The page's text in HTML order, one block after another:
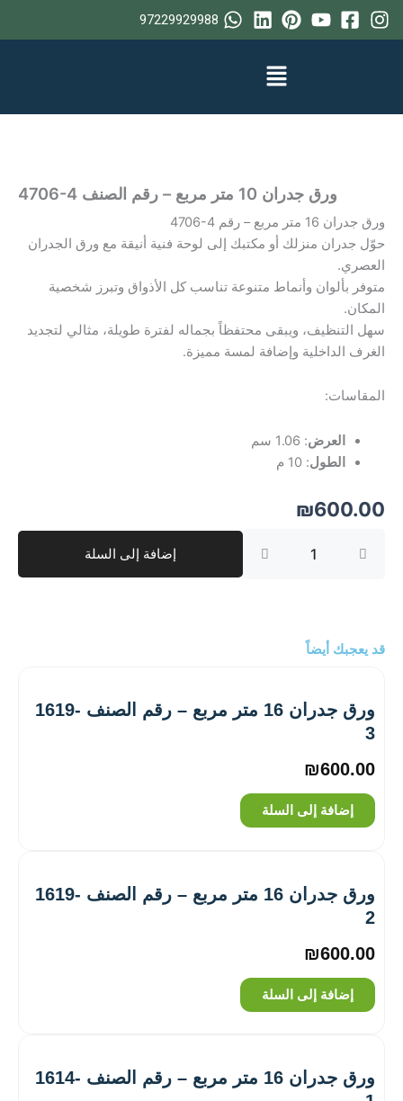
تخطي
إلى
97229929988
ورق جدران 10 متر مربع – رقم الصنف ‎4706-4
ورق جدران 16 متر مربع – رقم ‎4706-4
حوّل جدران منزلك أو مكتبك إلى لوحة فنية أنيقة مع ورق الجدران
العصري.
متوفر بألوان وأنماط متنوعة تناسب كل الأذواق وتبرز شخصية
المكان.
سهل التنظيف، ويبقى محتفظاً بجماله لفترة طويلة، مثالي لتجديد
الغرف الداخلية وإضافة لمسة مميزة.
المقاسات:
العرض: 1.06 سم
الطول: 10 م
₪600.00
–
‎4706-
4
إضافة إلى السلة
قد يعجبك أيضاً
ورق جدران 16 متر مربع – رقم الصنف ‎1619-
3
₪600.00
إضافة إلى السلة
ورق جدران 16 متر مربع – رقم الصنف ‎1619-
2
₪600.00
إضافة إلى السلة
ورق جدران 16 متر مربع – رقم الصنف ‎1614-